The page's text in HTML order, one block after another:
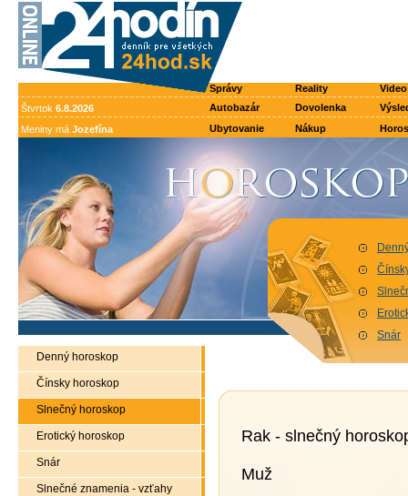
Správy Reality
Video
Štvrtok 6.8.2026 Autobazár Dovolenka
Meniny má Jozefína Ubytovanie Nákup
Snár
Denný horoskop
Čínsky horoskop
Slnečný horoskop
Erotický horoskop
Snár
Slnečné znamenia - vzťahy
Rak - slnečný
Muž